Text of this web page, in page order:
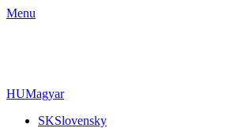
Menu
HUMagyar
SKSlovensky